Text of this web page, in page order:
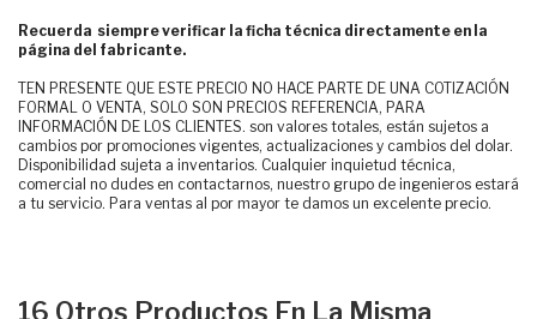
Recuerda siempre verificar la ficha técnica directamente en la
página del fabricante.
TEN PRESENTE QUE ESTE PRECIO NO HACE PARTE DE UNA COTIZACIÓN
FORMAL O VENTA, SOLO SON PRECIOS REFERENCIA, PARA
INFORMACIÓN DE LOS CLIENTES. son valores totales, están sujetos a
cambios por promociones vigentes, actualizaciones y cambios del dolar.
Disponibilidad sujeta a inventarios. Cualquier inquietud técnica,
comercial no dudes en contactarnos, nuestro grupo de ingenieros estará
a tu servicio. Para ventas al por mayor te damos un excelente precio.
16 Otros Productos En La Misma